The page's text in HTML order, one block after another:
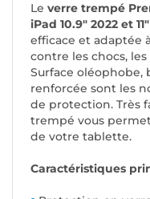
Le verre trempé
iPad 10.9" 2022 et
efficace et adaptée
contre les chocs,
Surface oléophobe,
renforcée sont les
de protection. Très
trempé vous
de votre tablette.
Caractéristiques